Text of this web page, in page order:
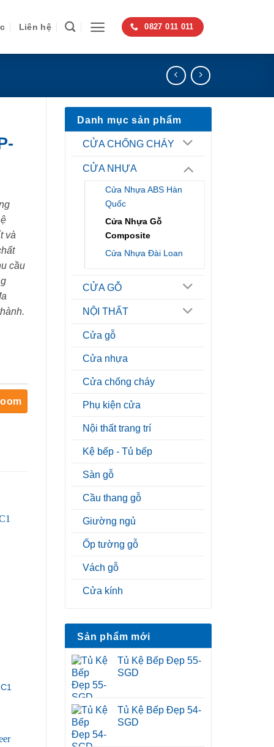
Liên hệ 0827 011 011
Danh mục sản phẩm
CỬA CHỐNG CHÁY
CỬA NHỰA
Cửa Nhựa ABS Hàn
Quốc
Cửa Nhựa Gỗ
Composite
Cửa Nhựa Đài Loan
CỬA GỖ
NỘI THẤT
Cửa gỗ
Cửa nhựa
Cửa chống cháy
Phụ kiện cửa
Nội thất trang trí
Kệ bếp - Tủ bếp
Sàn gỗ
Cầu thang gỗ
Giường ngủ
Ốp tường gỗ
Vách gỗ
Cửa kính
Sản phẩm mới
Tủ Kệ Bếp Đẹp 55-
SGD
Tủ Kệ Bếp Đẹp 54-
SGD
và
cầu